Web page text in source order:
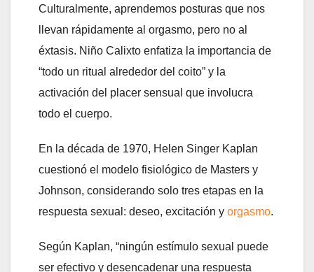
Culturalmente, aprendemos posturas que nos
llevan rápidamente al orgasmo, pero no al
éxtasis. Niño Calixto enfatiza la importancia de
“todo un ritual alrededor del coito” y la
activación del placer sensual que involucra
todo el cuerpo.
En la década de 1970, Helen Singer Kaplan
cuestionó el modelo fisiológico de Masters y
Johnson, considerando solo tres etapas en la
respuesta sexual: deseo, excitación y orgasmo.
Según Kaplan, “ningún estímulo sexual puede
ser efectivo y desencadenar una respuesta